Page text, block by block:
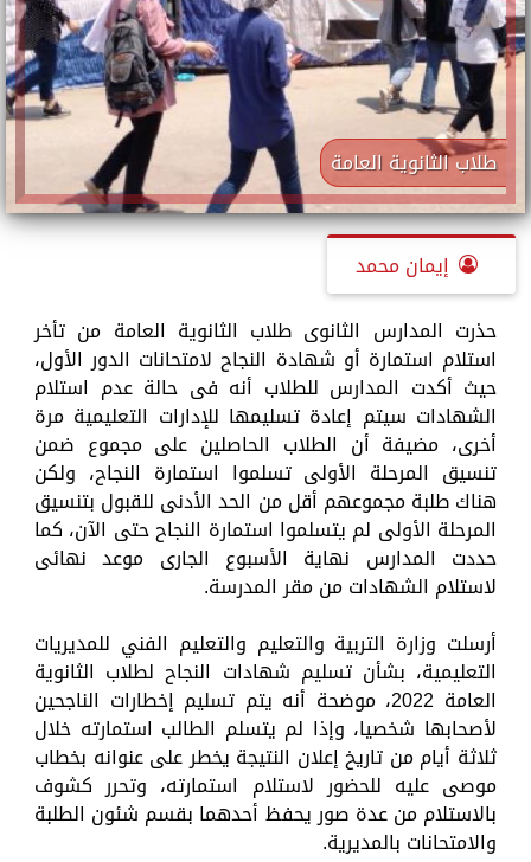
طلاب الثانوية العامة
إيمان محمد
حذرت المدارس الثانوى طلاب الثانوية العامة من تأخر
استلام استمارة أو شهادة النجاح لامتحانات الدور الأول،
حيث أكدت المدارس للطلاب أنه فى حالة عدم استلام
الشهادات سيتم إعادة تسليمها للإدارات التعليمية مرة
أخرى، مضيفة أن الطلاب الحاصلين على مجموع ضمن
تنسيق المرحلة الأولى تسلموا استمارة النجاح، ولكن
هناك طلبة مجموعهم أقل من الحد الأدنى للقبول بتنسيق
المرحلة الأولى لم يتسلموا استمارة النجاح حتى الآن، كما
حددت المدارس نهاية الأسبوع الجارى موعد نهائى
لاستلام الشهادات من مقر المدرسة.
أرسلت وزارة التربية والتعليم والتعليم الفني للمديريات
التعليمية، بشأن تسليم شهادات النجاح لطلاب الثانوية
العامة 2022، موضحة أنه يتم تسليم إخطارات الناجحين
لأصحابها شخصيا، وإذا لم يتسلم الطالب استمارته خلال
ثلاثة أيام من تاريخ إعلان النتيجة يخطر على عنوانه بخطاب
موصى عليه للحضور لاستلام استمارته، وتحرر كشوف
بالاستلام من عدة صور يحفظ أحدهما بقسم شئون الطلبة
والامتحانات بالمديرية.